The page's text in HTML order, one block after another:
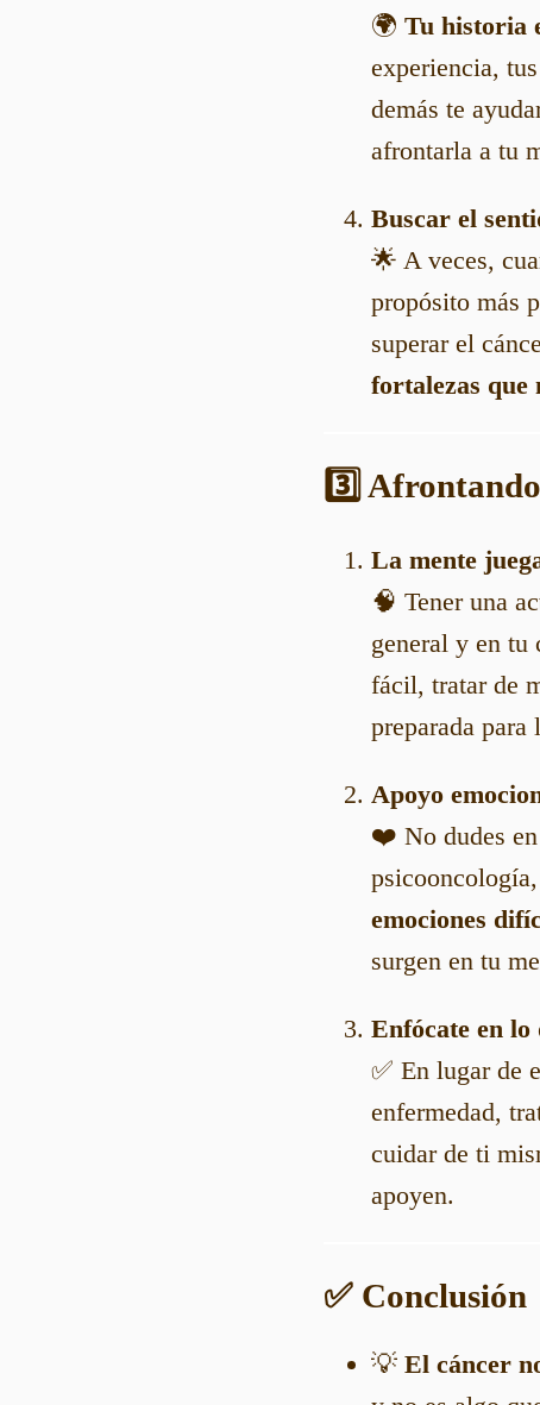
🌍 Tu historia
experiencia,
demás te
afrontarla a tu
Buscar el
🌟 A veces,
propósito más
superar el
fortalezas que
3️⃣
La mente
🧠 Tener una
general y en tu
fácil, tratar de
preparada para
Apoyo
❤️ No dudes en
emociones
surgen en tu
Enfócate en
✅ En lugar de
enfermedad,
cuidar de ti
apoyen.
✅ Conclusión
💡 El cáncer